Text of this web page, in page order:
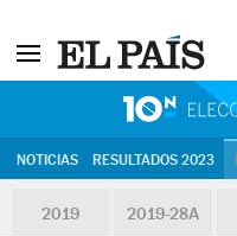
NOTICIAS RESULTADOS 2023
2019 2019-28A